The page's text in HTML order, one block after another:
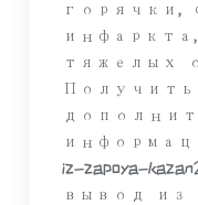
горячки,
тяжелых
Получить
iz-zapoya-
вывод из